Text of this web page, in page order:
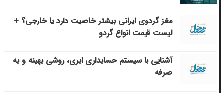
مغز گردوی ایرانی بیشتر خاصیت دارد یا خارجی؟ +
لیست قیمت انواع گردو
آشنایی با سیستم حسابداری ابری، روشی بهینه و به
صرفه